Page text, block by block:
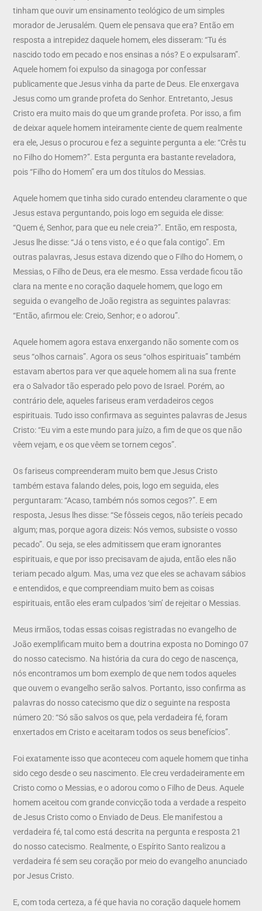
tinham que ouvir um ensinamento teológico de um simples
morador de Jerusalém. Quem ele pensava que era? Então em
resposta a intrepidez daquele homem, eles disseram: “Tu és
nascido todo em pecado e nos ensinas a nós? E o expulsaram”.
Aquele homem foi expulso da sinagoga por confessar
publicamente que Jesus vinha da parte de Deus. Ele enxergava
Jesus como um grande profeta do Senhor. Entretanto, Jesus
Cristo era muito mais do que um grande profeta. Por isso, a fim
de deixar aquele homem inteiramente ciente de quem realmente
era ele, Jesus o procurou e fez a seguinte pergunta a ele: “Crês tu
no Filho do Homem?”. Esta pergunta era bastante reveladora,
pois “Filho do Homem” era um dos títulos do Messias.
Aquele homem que tinha sido curado entendeu claramente o que
Jesus estava perguntando, pois logo em seguida ele disse:
“Quem é, Senhor, para que eu nele creia?”. Então, em resposta,
Jesus lhe disse: “Já o tens visto, e é o que fala contigo”. Em
outras palavras, Jesus estava dizendo que o Filho do Homem, o
Messias, o Filho de Deus, era ele mesmo. Essa verdade ficou tão
clara na mente e no coração daquele homem, que logo em
seguida o evangelho de João registra as seguintes palavras:
“Então, afirmou ele: Creio, Senhor; e o adorou”.
Aquele homem agora estava enxergando não somente com os
seus “olhos carnais”. Agora os seus “olhos espirituais” também
estavam abertos para ver que aquele homem ali na sua frente
era o Salvador tão esperado pelo povo de Israel. Porém, ao
contrário dele, aqueles fariseus eram verdadeiros cegos
espirituais. Tudo isso confirmava as seguintes palavras de Jesus
Cristo: “Eu vim a este mundo para juízo, a fim de que os que não
vêem vejam, e os que vêem se tornem cegos”.
Os fariseus compreenderam muito bem que Jesus Cristo
também estava falando deles, pois, logo em seguida, eles
perguntaram: “Acaso, também nós somos cegos?”. E em
resposta, Jesus lhes disse: “Se fôsseis cegos, não teríeis pecado
algum; mas, porque agora dizeis: Nós vemos, subsiste o vosso
pecado”. Ou seja, se eles admitissem que eram ignorantes
espirituais, e que por isso precisavam de ajuda, então eles não
teriam pecado algum. Mas, uma vez que eles se achavam sábios
e entendidos, e que compreendiam muito bem as coisas
espirituais, então eles eram culpados ‘sim’ de rejeitar o Messias.
Meus irmãos, todas essas coisas registradas no evangelho de
João exemplificam muito bem a doutrina exposta no Domingo 07
do nosso catecismo. Na história da cura do cego de nascença,
nós encontramos um bom exemplo de que nem todos aqueles
que ouvem o evangelho serão salvos. Portanto, isso confirma as
palavras do nosso catecismo que diz o seguinte na resposta
número 20: “Só são salvos os que, pela verdadeira fé, foram
enxertados em Cristo e aceitaram todos os seus benefícios”.
Foi exatamente isso que aconteceu com aquele homem que tinha
sido cego desde o seu nascimento. Ele creu verdadeiramente em
Cristo como o Messias, e o adorou como o Filho de Deus. Aquele
homem aceitou com grande convicção toda a verdade a respeito
de Jesus Cristo como o Enviado de Deus. Ele manifestou a
verdadeira fé, tal como está descrita na pergunta e resposta 21
do nosso catecismo. Realmente, o Espírito Santo realizou a
verdadeira fé sem seu coração por meio do evangelho anunciado
por Jesus Cristo.
E, com toda certeza, a fé que havia no coração daquele homem